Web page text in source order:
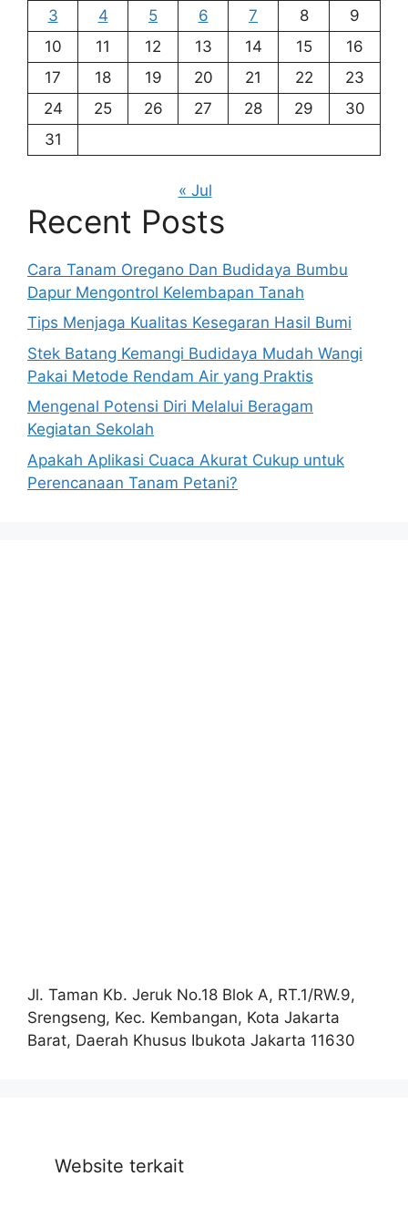
3 4 5 6 7 8
9
10
11 12 13 14 15
16
17
18 19 20 21 22
23
24
25 26 27 28 29
30
31
« Jul
Recent Posts
Cara Tanam Oregano Dan Budidaya Bumbu
Dapur Mengontrol Kelembapan Tanah
Tips Menjaga Kualitas Kesegaran Hasil Bumi
Stek Batang Kemangi Budidaya Mudah Wangi
Pakai Metode Rendam Air yang Praktis
Mengenal Potensi Diri Melalui Beragam
Kegiatan Sekolah
Apakah Aplikasi Cuaca Akurat Cukup untuk
Perencanaan Tanam Petani?
Jl. Taman Kb. Jeruk No.18 Blok A, RT.1/RW.9,
Srengseng, Kec. Kembangan, Kota Jakarta
Barat, Daerah Khusus Ibukota Jakarta 11630
Website terkait